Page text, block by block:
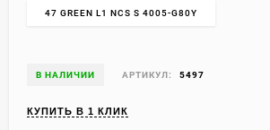
47 GREEN L1 NCS S 4005-G80Y
В НАЛИЧИИ АРТИКУЛ: 5497
КУПИТЬ В 1 КЛИК